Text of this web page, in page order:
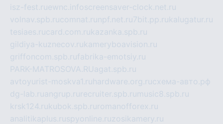
isz-fest.ruewnc.infoscreensaver-clock.net.ru
volnav.spb.rucomnat.ru npf.net.ru 7bit.pp.rukalugatur.ru
tesiaes.rucard.com.rukazanka.spb.ru
gildiya-kuznecov.rukameryboavision.ru
griffoncom.spb.rufabrika-emotsiy.ru
PARK-MATROSOVA.RUagat.spb.ru
avtoyurist-moskva1.ru hardware.org.ruсхема-авто.рф
dg-lab.ruangrup.ru recruiter.spb.ru music8.spb.ru
krsk124.rukubok.spb.ru romanofforex.ru
analitikaplus.ruspyonline.ruzosikamery.ru